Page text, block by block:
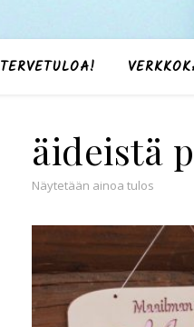
TERVETULOA!
äideistä
Näytetään ainoa tulos